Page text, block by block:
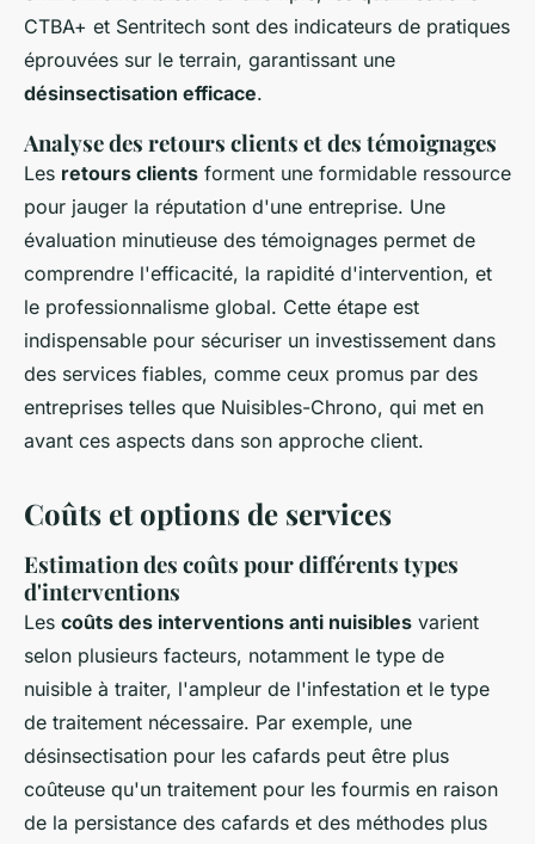
CTBA+ et Sentritech sont des indicateurs de pratiques
éprouvées sur le terrain, garantissant une
désinsectisation efficace.
Analyse des retours clients et des témoignages
Les retours clients forment une formidable ressource
pour jauger la réputation d'une entreprise. Une
évaluation minutieuse des témoignages permet de
comprendre l'efficacité, la rapidité d'intervention, et
le professionnalisme global. Cette étape est
indispensable pour sécuriser un investissement dans
des services fiables, comme ceux promus par des
entreprises telles que Nuisibles-Chrono, qui met en
avant ces aspects dans son approche client.
Coûts et options de services
Estimation des coûts pour différents types
d'interventions
Les coûts des interventions anti nuisibles varient
selon plusieurs facteurs, notamment le type de
nuisible à traiter, l'ampleur de l'infestation et le type
de traitement nécessaire. Par exemple, une
désinsectisation pour les cafards peut être plus
coûteuse qu'un traitement pour les fourmis en raison
de la persistance des cafards et des méthodes plus